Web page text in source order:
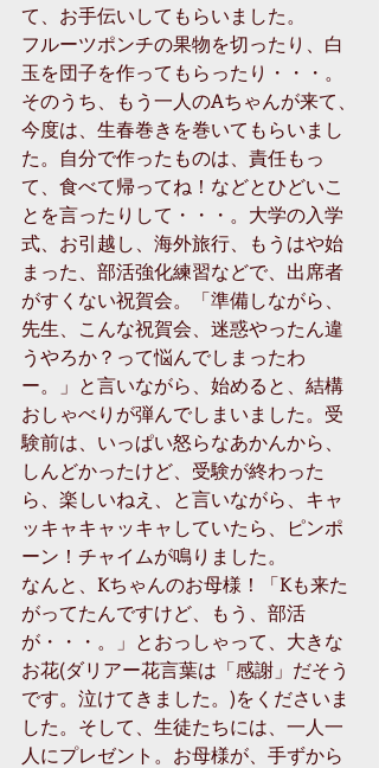
て、お手伝いしてもらいました。
フルーツポンチの果物を切ったり、白
玉を団子を作ってもらったり・・・。
そのうち、もう一人のAちゃんが来て、
今度は、生春巻きを巻いてもらいまし
た。自分で作ったものは、責任もっ
て、食べて帰ってね！などとひどいこ
とを言ったりして・・・。大学の入学
式、お引越し、海外旅行、もうはや始
まった、部活強化練習などで、出席者
がすくない祝賀会。「準備しながら、
先生、こんな祝賀会、迷惑やったん違
うやろか？って悩んでしまったわ
ー。」と言いながら、始めると、結構
おしゃべりが弾んでしまいました。受
験前は、いっぱい怒らなあかんから、
しんどかったけど、受験が終わった
ら、楽しいねえ、と言いながら、キャ
ッキャキャッキャしていたら、ピンポ
ーン！チャイムが鳴りました。
なんと、Kちゃんのお母様！「Kも来た
がってたんですけど、もう、部活
が・・・。」とおっしゃって、大きな
お花(ダリアー花言葉は「感謝」だそう
です。泣けてきました。)をくださいま
した。そして、生徒たちには、一人一
人にプレゼント。お母様が、手ずから